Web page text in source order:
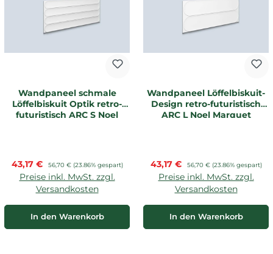
Wandpaneel schmale
Löffelbiskuit Optik retro-
futuristisch ARC S Noel
Verkaufspreis:
43,17 € Regulärer Preis:
56,70 € (23.86% gespart)
Preise inkl. MwSt. zzgl.
Versandkosten
In den Warenkorb
Wandpaneel Löffelbiskuit-
Design retro-futuristisch
ARC L Noel Marquet
Verkaufspreis:
43,17 € Regulärer Preis:
56,70 € (23.86% gespart)
Preise inkl. MwSt. zzgl.
Versandkosten
In den Warenkorb